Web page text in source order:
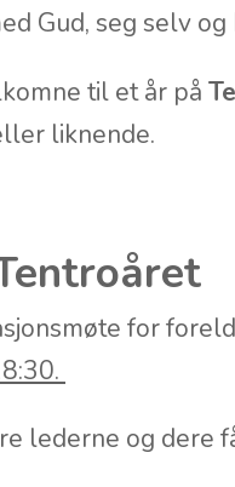
Gud, seg selv og
til et år på
liknende.
for
lederne og dere